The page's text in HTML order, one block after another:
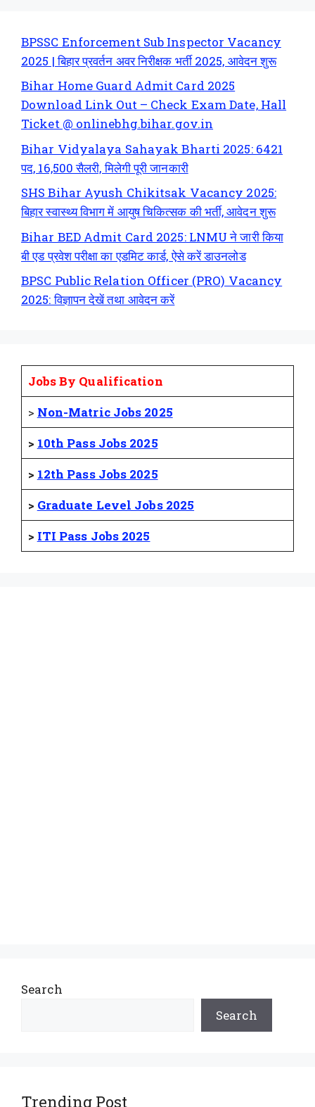
BPSSC Enforcement Sub Inspector Vacancy
2025 | बिहार प्रवर्तन अवर निरीक्षक भर्ती 2025, आवेदन शुरू
Bihar Home Guard Admit Card 2025
Download Link Out – Check Exam Date, Hall
Ticket @ onlinebhg.bihar.gov.in
Bihar Vidyalaya Sahayak Bharti 2025: 6421
पद, 16,500 सैलरी, मिलेगी पूरी जानकारी
SHS Bihar Ayush Chikitsak Vacancy 2025:
बिहार स्वास्थ्य विभाग में आयुष चिकित्सक की भर्ती, आवेदन शुरू
Bihar BED Admit Card 2025: LNMU ने जारी किया
बी एड प्रवेश परीक्षा का एडमिट कार्ड, ऐसे करें डाउनलोड
BPSC Public Relation Officer (PRO) Vacancy
2025: विज्ञापन देखें तथा आवेदन करें
Jobs By Qualification
> Non-Matric Jobs 2025
> 10th Pass Jobs 2025
> 12th Pass Jobs 2025
> Graduate Level Jobs 2025
> ITI Pass Jobs 2025
Search
Search
Trending Post